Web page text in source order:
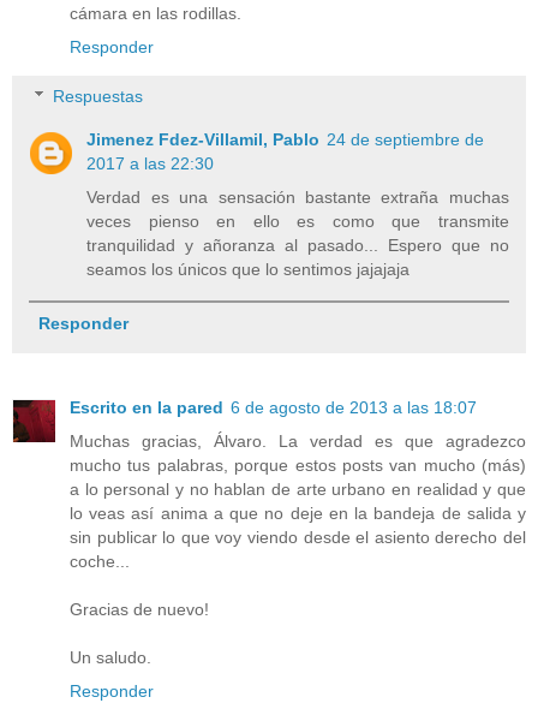
cámara en las rodillas.
Responder
Respuestas
Jimenez Fdez-Villamil, Pablo 24 de septiembre de
2017 a las 22:30
Verdad es una sensación bastante extraña muchas
veces pienso en ello es como que transmite
tranquilidad y añoranza al pasado... Espero que no
seamos los únicos que lo sentimos jajajaja
Responder
Escrito en la pared 6 de agosto de 2013 a las 18:07
Muchas gracias, Álvaro. La verdad es que agradezco
mucho tus palabras, porque estos posts van mucho (más)
a lo personal y no hablan de arte urbano en realidad y que
lo veas así anima a que no deje en la bandeja de salida y
sin publicar lo que voy viendo desde el asiento derecho del
coche...
Gracias de nuevo!
Un saludo.
Responder